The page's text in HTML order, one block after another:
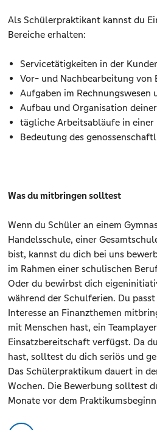
Als Schülerpraktikant kannst du
Bereiche erhalten:
Servicetätigkeiten in der
Vor- und Nachbearbeitung von
Aufgaben im Rechnungswesen
Aufbau und Organisation
tägliche Arbeitsabläufe in einer
Bedeutung des
Was du mitbringen solltest
Wenn du Schüler an einem
Handelsschule, einer
bist, kannst du dich bei uns
im Rahmen einer schulischen
Oder du bewirbst dich
während der Schulferien. Du
Interesse an Finanzthemen
mit Menschen hast, ein
Einsatzbereitschaft verfügst. Da
hast, solltest du dich seriös und
Das Schülerpraktikum dauert in
Wochen. Die Bewerbung solltest
Monate vor dem